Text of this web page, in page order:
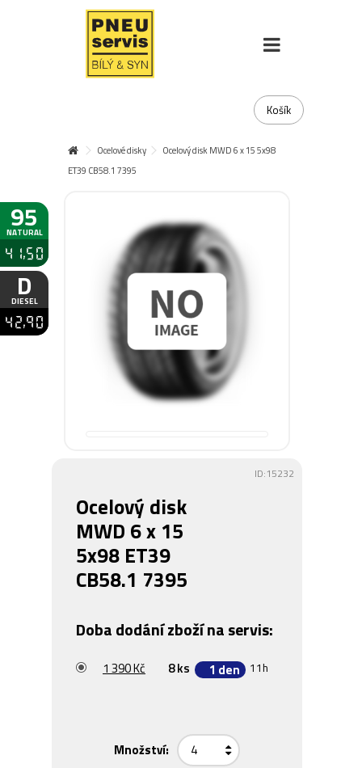
95
NATURAL
41,50
D
DIESEL
42,90
Košík
Ocelové disky
Ocelový disk MWD 6 x 15 5x98
ET39 CB58.1 7395
ID:15232
Ocelový disk
MWD 6 x 15
5x98 ET39
CB58.1 7395
Doba dodání zboží na servis:
1 390 Kč 8 ks 1 den 11h
Množství: